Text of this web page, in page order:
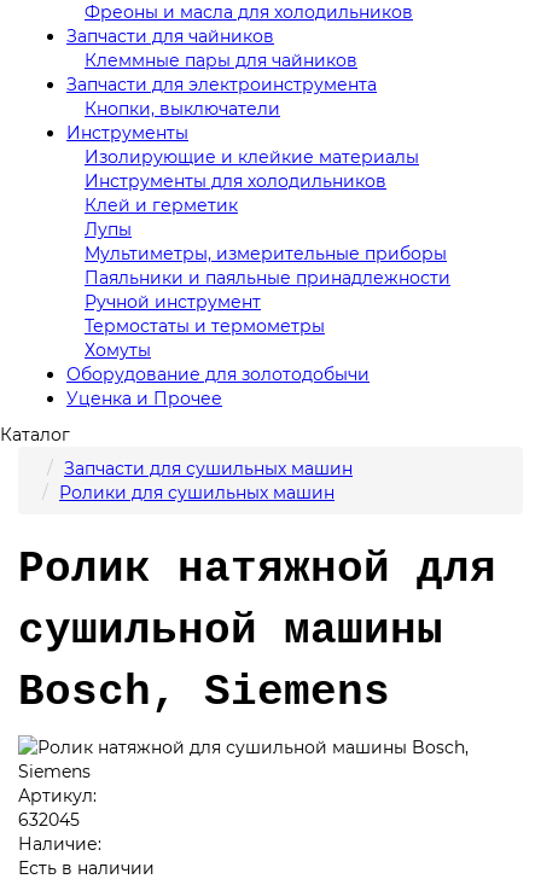
Фреоны и масла для холодильников
Запчасти для чайников
Клеммные пары для чайников
Запчасти для электроинструмента
Кнопки, выключатели
Инструменты
Изолирующие и клейкие материалы
Инструменты для холодильников
Клей и герметик
Лупы
Мультиметры, измерительные приборы
Паяльники и паяльные принадлежности
Ручной инструмент
Термостаты и термометры
Хомуты
Оборудование для золотодобычи
Уценка и Прочее
Каталог
Запчасти для сушильных машин
Ролики для сушильных машин
Ролик натяжной для
сушильной машины
Bosch, Siemens
Артикул:
632045
Наличие:
Есть в наличии